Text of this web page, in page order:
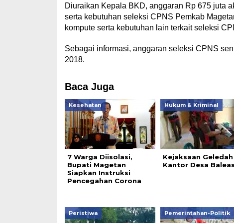
Diuraikan Kepala BKD, anggaran Rp 675 juta
serta kebutuhan seleksi CPNS Pemkab
kompute serta kebutuhan lain terkait seleksi
Sebagai informasi, anggaran seleksi CPNS
2018.
Baca Juga
Kesehatan
7 Warga Diisolasi,
Bupati Magetan
Siapkan Instruksi
Pencegahan Corona
Hukum & Kriminal
Kejaksaan Geledah
Kantor Desa
Peristiwa Pemerintahan-Politik